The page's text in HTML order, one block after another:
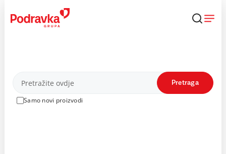
content
Proizvodi
Samo novi proizvodi
Pretraga